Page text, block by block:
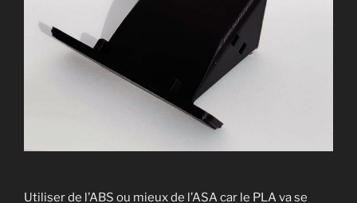
Utiliser de l’ABS ou mieux de l’ASA car le PLA va se